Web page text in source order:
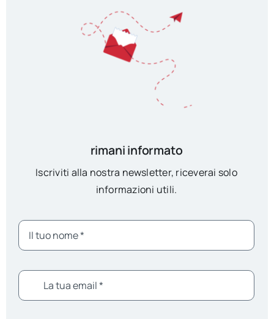
rimani informato
Iscriviti alla nostra newsletter, riceverai solo
informazioni utili.